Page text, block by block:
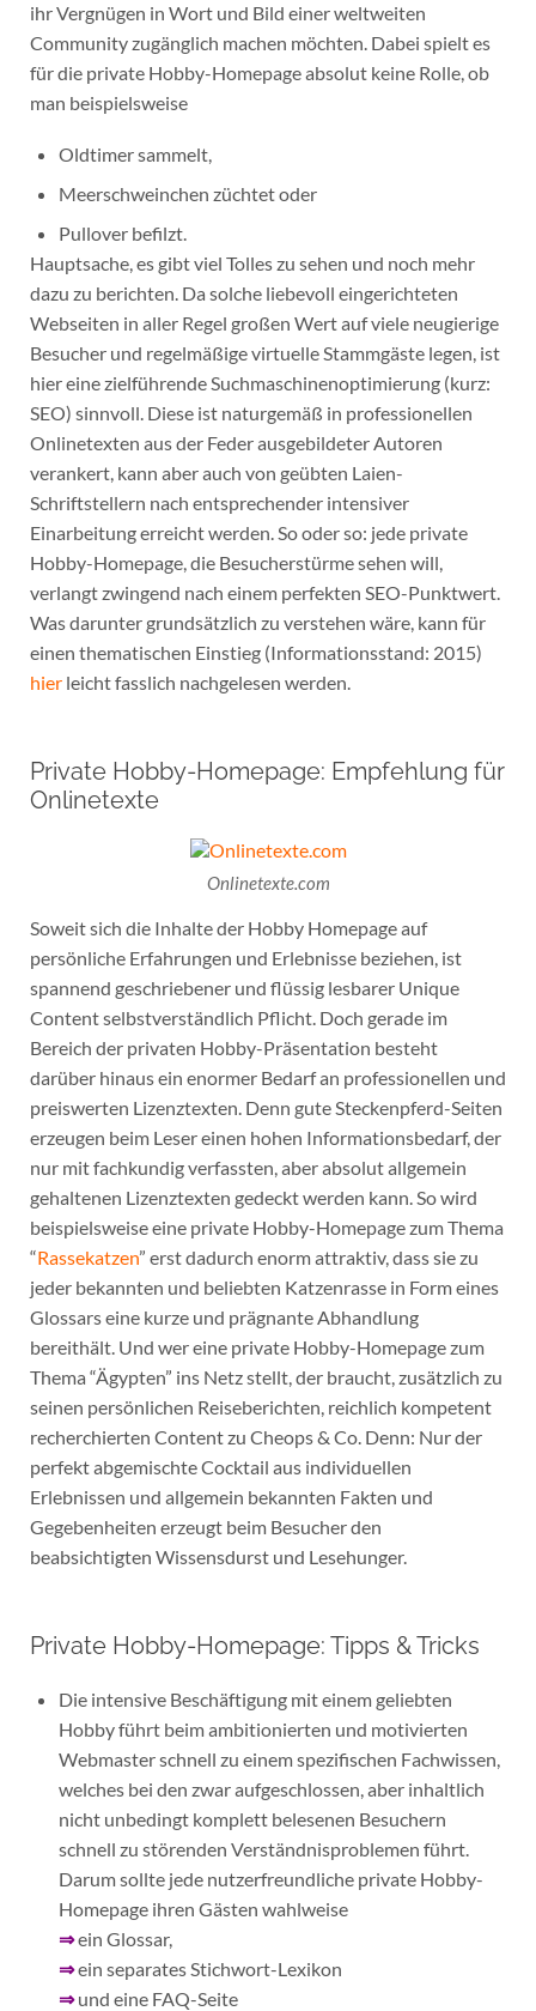
ihr Vergnügen in Wort und Bild einer weltweiten
Community zugänglich machen möchten. Dabei spielt es
für die private Hobby-Homepage absolut keine Rolle, ob
man beispielsweise
Oldtimer sammelt,
Meerschweinchen züchtet oder
Pullover befilzt.
Hauptsache, es gibt viel Tolles zu sehen und noch mehr
dazu zu berichten. Da solche liebevoll eingerichteten
Webseiten in aller Regel großen Wert auf viele neugierige
Besucher und regelmäßige virtuelle Stammgäste legen, ist
hier eine zielführende Suchmaschinenoptimierung (kurz:
SEO) sinnvoll. Diese ist naturgemäß in professionellen
Onlinetexten aus der Feder ausgebildeter Autoren
verankert, kann aber auch von geübten Laien-
Schriftstellern nach entsprechender intensiver
Einarbeitung erreicht werden. So oder so: jede private
Hobby-Homepage, die Besucherstürme sehen will,
verlangt zwingend nach einem perfekten SEO-Punktwert.
Was darunter grundsätzlich zu verstehen wäre, kann für
einen thematischen Einstieg (Informationsstand: 2015)
hierleicht fasslich nachgelesen werden.
Private Hobby-Homepage: Empfehlung für
Onlinetexte
Onlinetexte.com
Soweit sich die Inhalte der Hobby Homepage auf
persönliche Erfahrungen und Erlebnisse beziehen, ist
spannend geschriebener und flüssig lesbarer Unique
Content selbstverständlich Pflicht. Doch gerade im
Bereich der privaten Hobby-Präsentation besteht
darüber hinaus ein enormer Bedarf an professionellen und
preiswerten Lizenztexten. Denn gute Steckenpferd-Seiten
erzeugen beim Leser einen hohen Informationsbedarf, der
nur mit fachkundig verfassten, aber absolut allgemein
gehaltenen Lizenztexten gedeckt werden kann. So wird
beispielsweise eine private Hobby-Homepage zum Thema
“Rassekatzen” erst dadurch enorm attraktiv, dass sie zu
jeder bekannten und beliebten Katzenrasse in Form eines
Glossars eine kurze und prägnante Abhandlung
bereithält. Und wer eine private Hobby-Homepage zum
Thema “Ägypten” ins Netz stellt, der braucht, zusätzlich zu
seinen persönlichen Reiseberichten, reichlich kompetent
recherchierten Content zu Cheops & Co. Denn: Nur der
perfekt abgemischte Cocktail aus individuellen
Erlebnissen und allgemein bekannten Fakten und
Gegebenheiten erzeugt beim Besucher den
beabsichtigten Wissensdurst und Lesehunger.
Private Hobby-Homepage: Tipps & Tricks
Die intensive Beschäftigung mit einem geliebten
Hobby führt beim ambitionierten und motivierten
Webmaster schnell zu einem spezifischen Fachwissen,
welches bei den zwar aufgeschlossen, aber inhaltlich
nicht unbedingt komplett belesenen Besuchern
schnell zu störenden Verständnisproblemen führt.
Darum sollte jede nutzerfreundliche private Hobby-
Homepage ihren Gästen wahlweise
⇒ein Glossar,
⇒ein separates Stichwort-Lexikon
⇒und eine FAQ-Seite